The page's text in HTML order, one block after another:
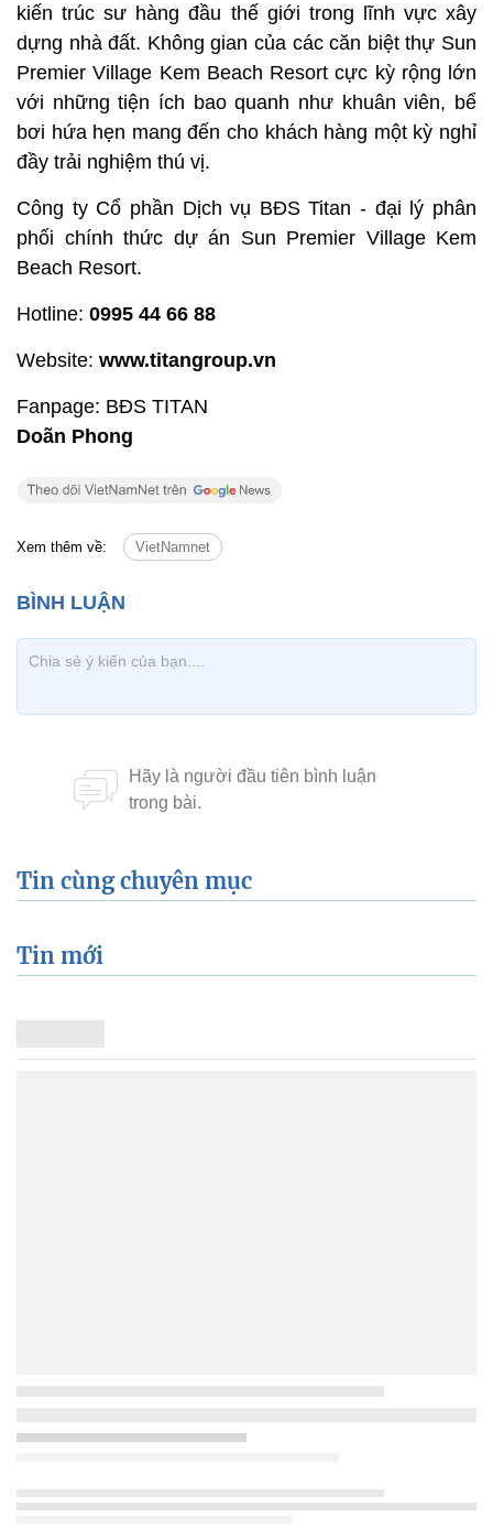
kiến trúc sư hàng đầu thế giới trong lĩnh vực xây
dựng nhà đất. Không gian của các căn biệt thự Sun
Premier Village Kem Beach Resort cực kỳ rộng lớn
với những tiện ích bao quanh như khuân viên, bể
bơi hứa hẹn mang đến cho khách hàng một kỳ nghỉ
đầy trải nghiệm thú vị.
Công ty Cổ phần Dịch vụ BĐS Titan - đại lý phân
phối chính thức dự án Sun Premier Village Kem
Beach Resort.
Hotline: 0995 44 66 88
Website: www.titangroup.vn
Fanpage: BĐS TITAN
Doãn Phong
Xem thêm về: VietNamnet
Tin cùng chuyên mục
Tin mới